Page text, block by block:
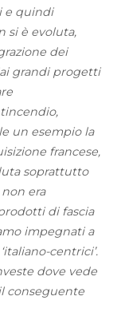
e quindi
si è evoluta,
dei
grandi progetti
un esempio la
francese,
soprattutto
era
di fascia
impegnati a
centrici’.
dove vede
conseguente